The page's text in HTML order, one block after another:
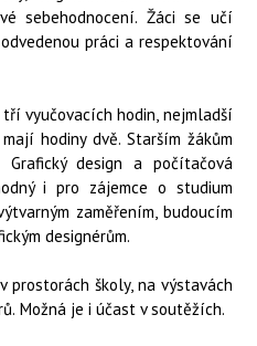
sebehodnocení. Žáci se učí
práci a respektování
vyučovacích hodin, nejmladší
hodiny dvě. Starším žákům
design a počítačová
i pro zájemce o studium
zaměřením, budoucím
designérům.
prostorách školy, na výstavách
Možná je i účast v soutěžích.